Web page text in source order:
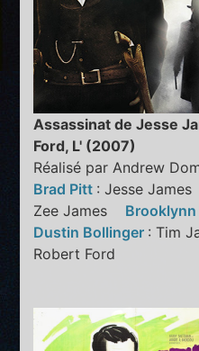
Assassinat de Jesse
Ford, L' (2007)
Réalisé par Andrew
Brad Pitt : Jesse
Zee James
Dustin Bollinger : Tim
Robert Ford